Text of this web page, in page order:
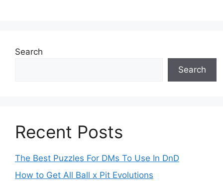
Search
Search
Recent Posts
The Best Puzzles For DMs To Use In DnD
How to Get All Ball x Pit Evolutions